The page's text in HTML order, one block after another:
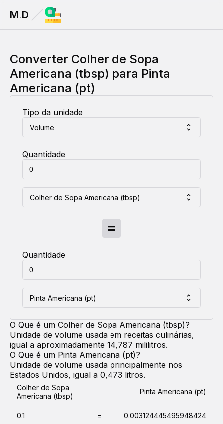
M.D
Converter Colher de Sopa
Americana (tbsp) para Pinta
Americana (pt)
Tipo da unidade
Volume
Quantidade
Colher de Sopa Americana (tbsp)
Quantidade
Pinta Americana (pt)
O Que é um Colher de Sopa Americana (tbsp)?
Unidade de volume usada em receitas culinárias,
igual a aproximadamente 14,787 mililitros.
O Que é um Pinta Americana (pt)?
Unidade de volume usada principalmente nos
Estados Unidos, igual a 0,473 litros.
Colher de Sopa
Americana (tbsp)
Pinta Americana (pt)
0.1 = 0.003124445495948424